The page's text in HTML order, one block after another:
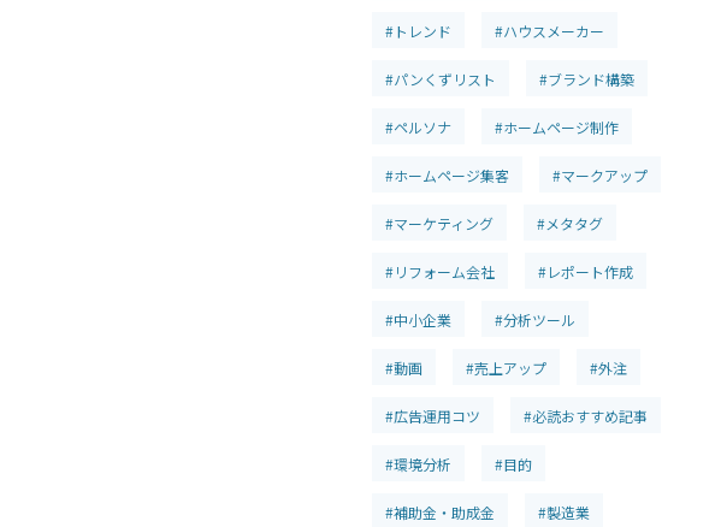
#トレンド #ハウスメーカー
#パンくずリスト #ブランド構築
#ペルソナ #ホームページ制作
#ホームページ集客 #マークアップ
#マーケティング #メタタグ
#リフォーム会社 #レポート作成
#中小企業 #分析ツール
#動画 #売上アップ #外注
#広告運用コツ #必読おすすめ記事
#環境分析 #目的
#補助金・助成金 #製造業